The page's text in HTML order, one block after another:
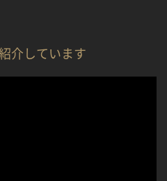
介しています